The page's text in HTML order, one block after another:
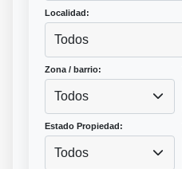
Localidad:
Todos
Zona / barrio:
Todos
Estado Propiedad:
Todos